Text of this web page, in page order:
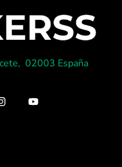
02003 España